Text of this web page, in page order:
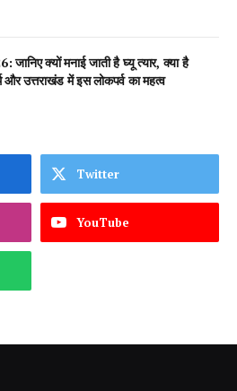
जानिए क्यों मनाई जाती है घ्यू त्यार, क्या है
और उत्तराखंड में इस लोकपर्व का महत्व
Twitter
YouTube